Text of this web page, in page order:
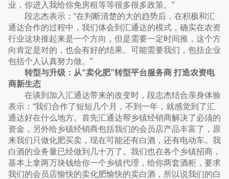
业，你进入我给你免房租等等很多很多政策。”
段志杰表示：“在判断清楚的大的趋势后，在积极和汇
通达合作的过程中，我们体会到汇通达的模式，确实在农资
行业这块推起来是一个方向，但是需要一定时间推，这个方
向肯定是对的，也会有好的结果。可能需要我们，包括企业
包括个人认真努力做。”
转型与升级：从“卖化肥”转型平台服务商 打造农资电
商新生态
在谈到加入汇通达带来的改变时，段志杰结合亲身体验
表示：“我们合作了短短几个月，不到一年，就感觉到了汇
通达好在什么地方。首先汇通达帮乡镇经销商解决了必须的
资金，另外给乡镇经销商包括我们的会员店产品丰富了，原
来我们只做化肥买卖，现在可能还有白酒，还有电动车。我
白酒的业务量已经做到几十万了。我们也在各个乡镇招商，
基本上拿两万块钱给你一个乡镇代理，给你两套酒柜，要求
我们的会员店愉快的卖化肥愉快的卖白酒，所以说我们的白